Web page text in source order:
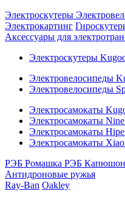
Электроскутеры
Электрокартинг
Аксессуары для
Электроскутеры
Электровелосипеды
Электровелосипеды
Электросамокаты
Электросамокаты
Электросамокаты
Электросамокаты
РЭБ Ромашка РЭБ Капюшон
Антидроновые ружья
Ray-Ban Oakley